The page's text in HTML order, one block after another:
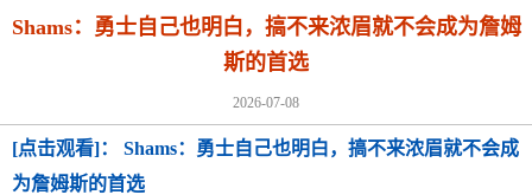
Shams：勇士自己也明白，搞不来浓眉就不会成为詹姆
斯的首选
2026-07-08
[点击观看]： Shams：勇士自己也明白，搞不来浓眉就不会成
为詹姆斯的首选